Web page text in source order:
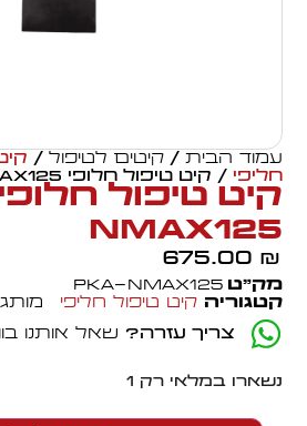
עמוד הבית /קיטים לטיפול /
חליפי / קיט טיפול חלופי NMAX125
קיט טיפול
NMAX125
675.00 ₪
מק״טPKA-NMAX125
קטגוריה קיט טיפול חליפי
צריך עזרה? שאל אותנו
נשארו במלאי רק 1